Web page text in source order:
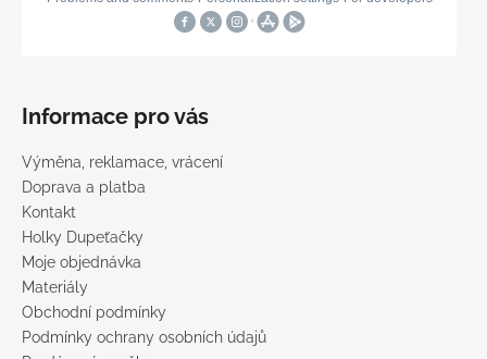
Informace pro vás
Výměna, reklamace, vrácení
Doprava a platba
Kontakt
Holky Dupeťačky
Moje objednávka
Materiály
Obchodní podmínky
Podmínky ochrany osobních údajů